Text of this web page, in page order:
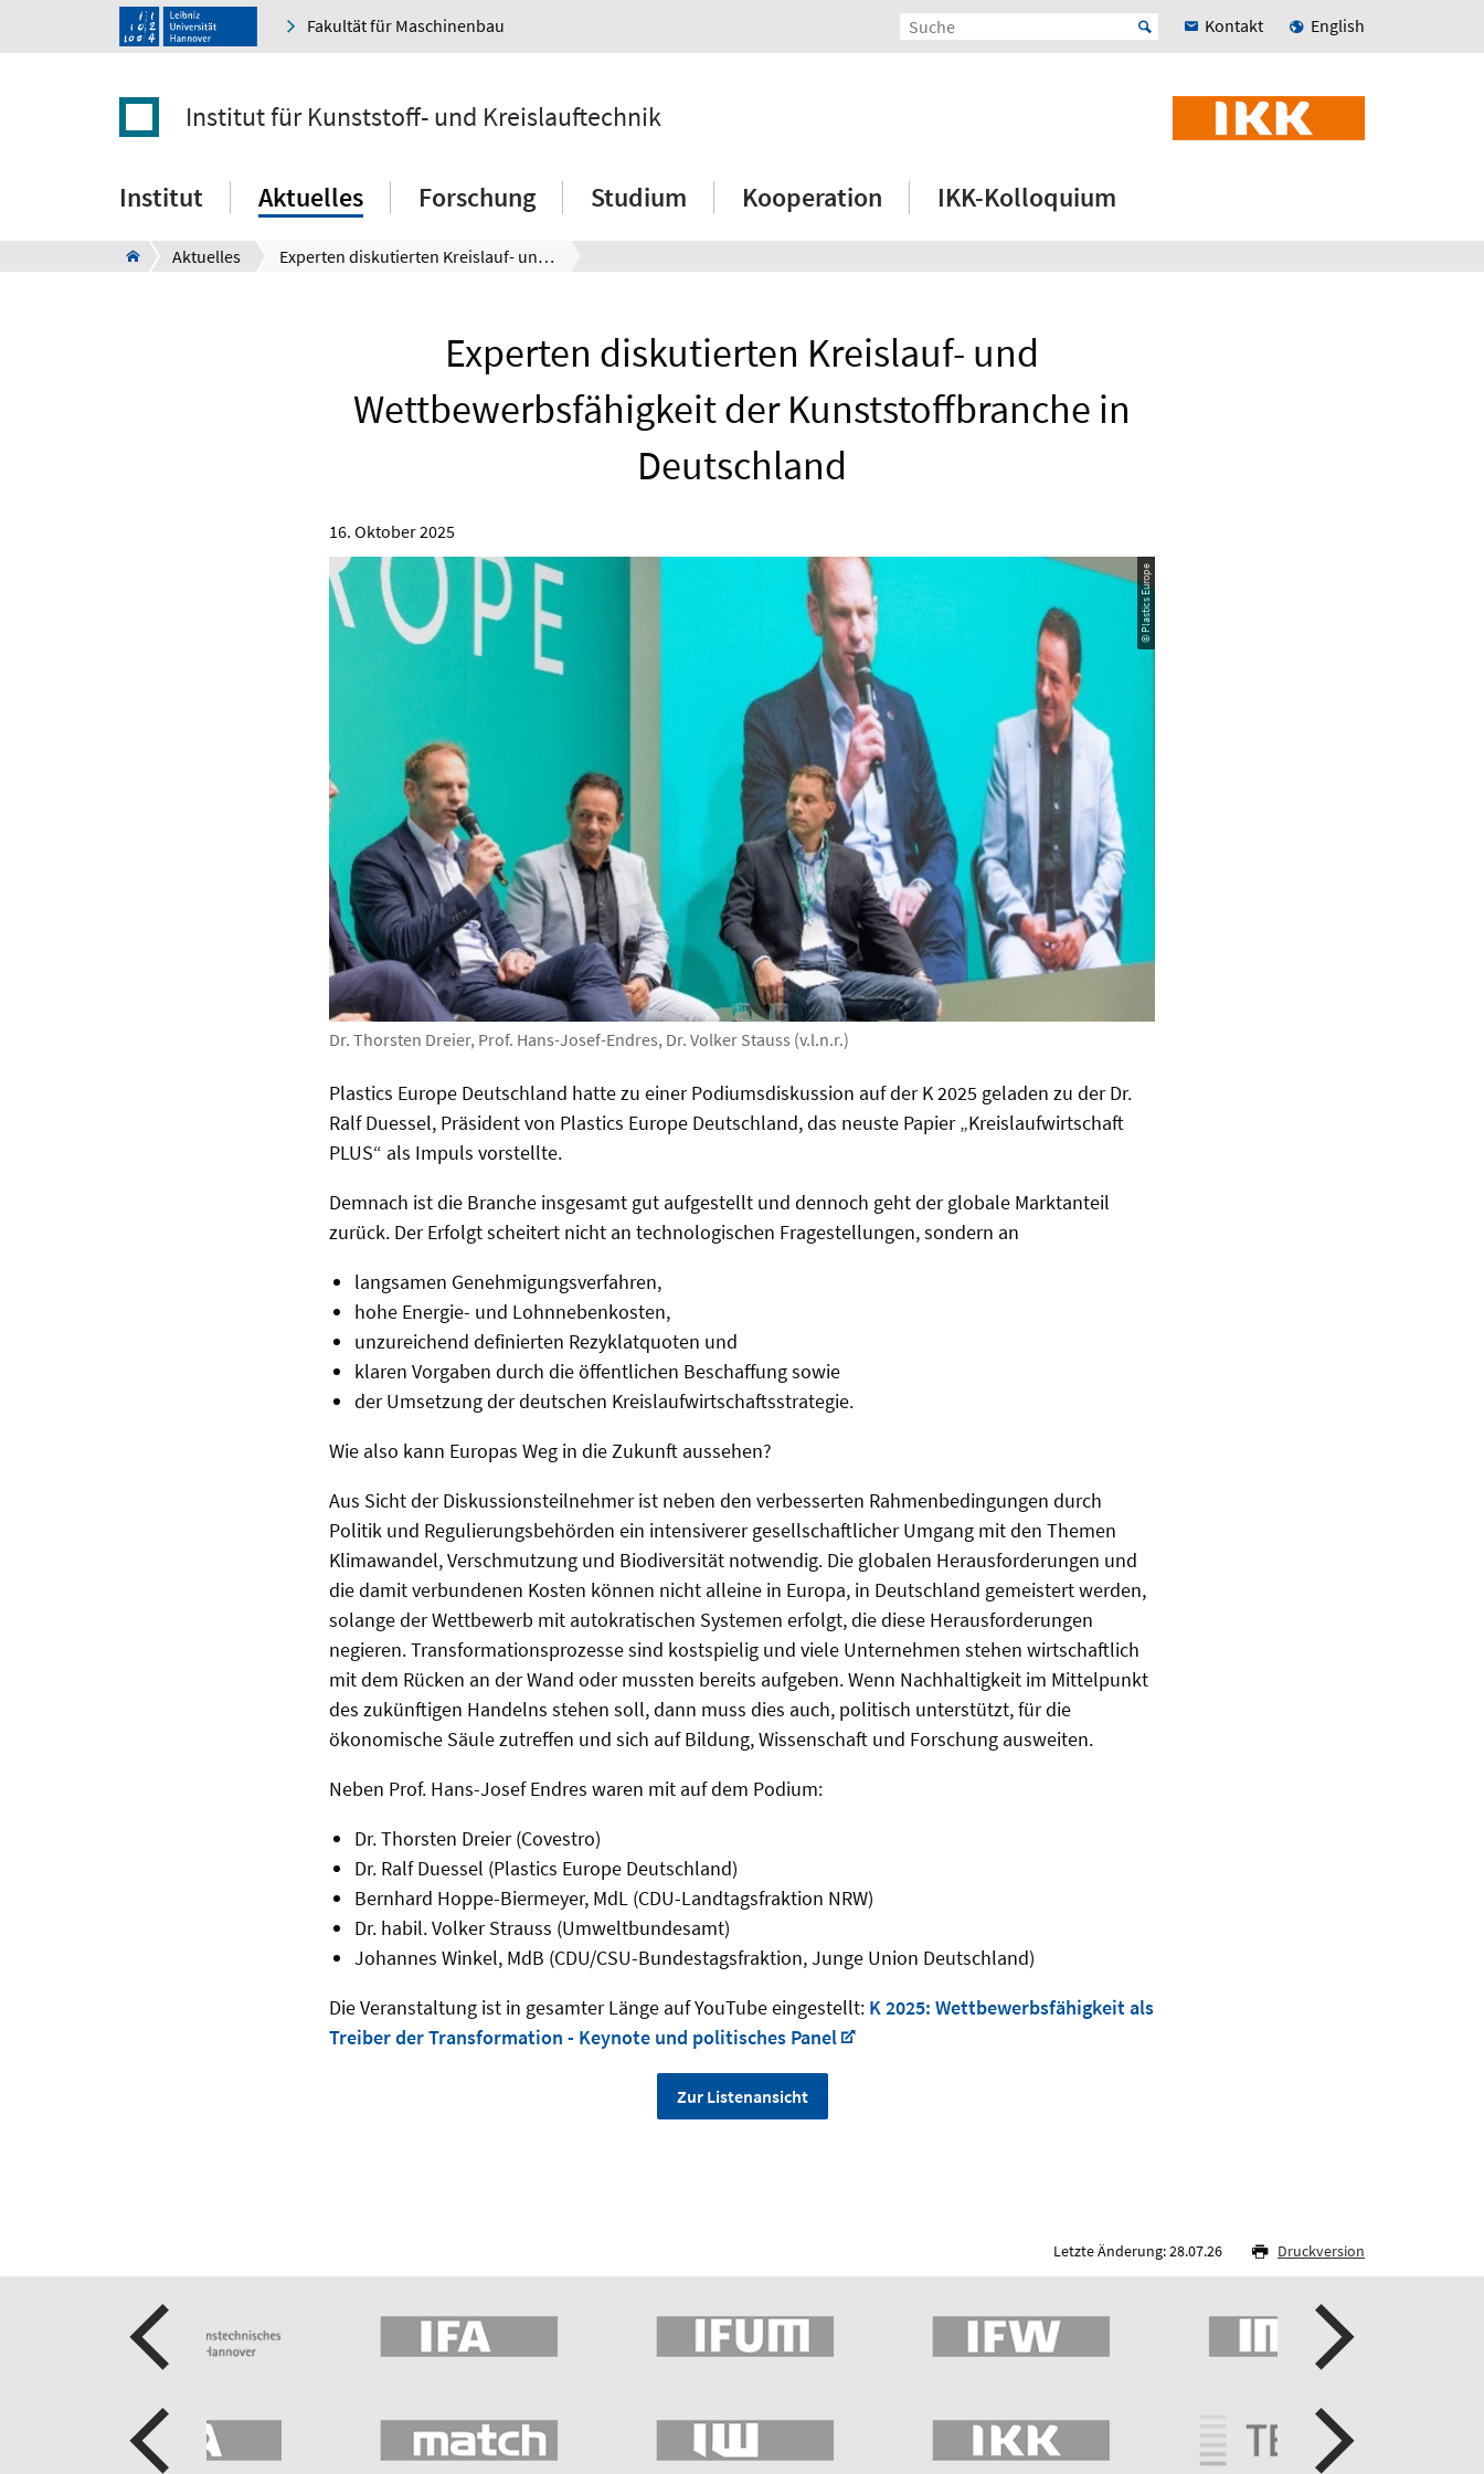
Fakultät für Maschinenbau Kontakt English
Institut für Kunststoff- und Kreislauftechnik
Institut Aktuelles Forschung Studium Kooperation IKK-Kolloquium
Aktuelles Experten diskutierten Kreislauf- und Wettbewerbsfähigkeit der Kunststoffbranche in Deutschland
Experten diskutierten Kreislauf- und
Wettbewerbsfähigkeit der Kunststoffbranche in
Deutschland
16. Oktober 2025
© Plastics Europe
Dr. Thorsten Dreier, Prof. Hans-Josef-Endres, Dr. Volker Stauss (v.l.n.r.)
Plastics Europe Deutschland hatte zu einer Podiumsdiskussion auf der K 2025 geladen zu der Dr.
Ralf Duessel, Präsident von Plastics Europe Deutschland, das neuste Papier „Kreislaufwirtschaft
PLUS“ als Impuls vorstellte.
Demnach ist die Branche insgesamt gut aufgestellt und dennoch geht der globale Marktanteil
zurück. Der Erfolgt scheitert nicht an technologischen Fragestellungen, sondern an
langsamen Genehmigungsverfahren,
hohe Energie- und Lohnnebenkosten,
unzureichend definierten Rezyklatquoten und
klaren Vorgaben durch die öffentlichen Beschaffung sowie
der Umsetzung der deutschen Kreislaufwirtschaftsstrategie.
Wie also kann Europas Weg in die Zukunft aussehen?
Aus Sicht der Diskussionsteilnehmer ist neben den verbesserten Rahmenbedingungen durch
Politik und Regulierungsbehörden ein intensiverer gesellschaftlicher Umgang mit den Themen
Klimawandel, Verschmutzung und Biodiversität notwendig. Die globalen Herausforderungen und
die damit verbundenen Kosten können nicht alleine in Europa, in Deutschland gemeistert werden,
solange der Wettbewerb mit autokratischen Systemen erfolgt, die diese Herausforderungen
negieren. Transformationsprozesse sind kostspielig und viele Unternehmen stehen wirtschaftlich
mit dem Rücken an der Wand oder mussten bereits aufgeben. Wenn Nachhaltigkeit im Mittelpunkt
des zukünftigen Handelns stehen soll, dann muss dies auch, politisch unterstützt, für die
ökonomische Säule zutreffen und sich auf Bildung, Wissenschaft und Forschung ausweiten.
Neben Prof. Hans-Josef Endres waren mit auf dem Podium:
Dr. Thorsten Dreier (Covestro)
Dr. Ralf Duessel (Plastics Europe Deutschland)
Bernhard Hoppe-Biermeyer, MdL (CDU-Landtagsfraktion NRW)
Dr. habil. Volker Strauss (Umweltbundesamt)
Johannes Winkel, MdB (CDU/CSU-Bundestagsfraktion, Junge Union Deutschland)
Die Veranstaltung ist in gesamter Länge auf YouTube eingestellt: K 2025: Wettbewerbsfähigkeit als
Treiber der Transformation - Keynote und politisches Panel
Zur Listenansicht
Letzte Änderung: 28.07.26 Druckversion